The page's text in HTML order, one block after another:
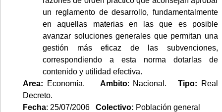
un reglamento de desarrollo, fundamentalmente
en aquellas materias en las que es posible
avanzar soluciones generales que permitan una
gestión más eficaz de las subvenciones,
correspondiendo a esta norma dotarlas de
contenido y utilidad efectiva.
Area: Economía. Ambito: Nacional.Tipo:
Real
Decreto.
Fecha: 25/07/2006 Colectivo: Población general